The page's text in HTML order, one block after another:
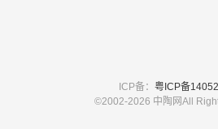
ICP备： 粤ICP备
©2002-2026 中陶网All